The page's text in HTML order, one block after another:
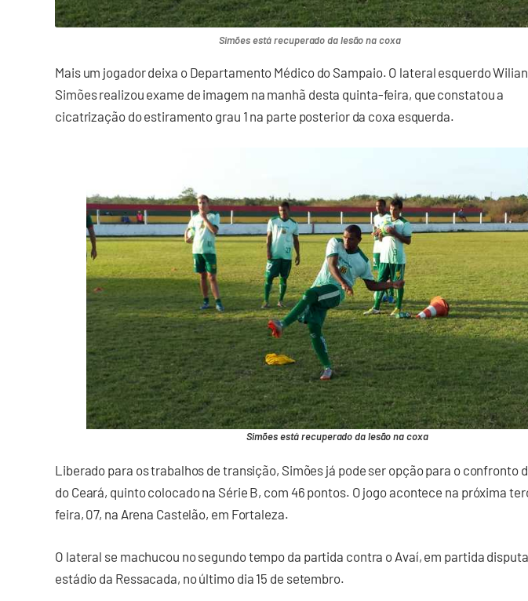
Simões está recuperado da lesão na coxa
Mais um jogador deixa o Departamento Médico do Sampaio. O lateral esquerdo Wilian
Simões realizou exame de imagem na manhã desta quinta-feira, que constatou a
cicatrização do estiramento grau 1 na parte posterior da coxa esquerda.
Simões está recuperado da lesão na coxa
Liberado para os trabalhos de transição, Simões já pode ser opção para o confronto
do Ceará, quinto colocado na Série B, com 46 pontos. O jogo acontece na próxima
feira, 07, na Arena Castelão, em Fortaleza.
O lateral se machucou no segundo tempo da partida contra o Avaí, em partida
estádio da Ressacada, no último dia 15 de setembro.